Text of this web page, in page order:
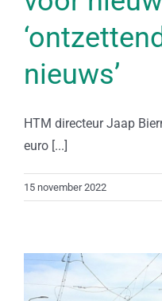
nieuws’
HTM directeur Jaap
euro [...]
15 november 2022